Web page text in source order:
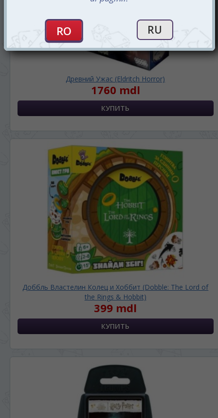
Древний Ужас (Eldritch Horror)
1760 mdl
Доббль Властелин Колец и Хоббит (Dobble: The Lord of
the Rings & Hobbit)
399 mdl